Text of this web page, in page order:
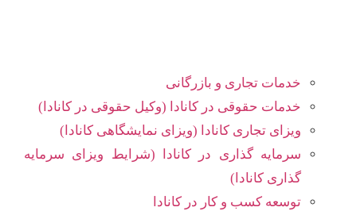
خدمات تجاری و بازرگانی
خدمات حقوقی در کانادا (وکیل حقوقی در کانادا)
ویزای تجاری کانادا (ویزای نمایشگاهی کانادا)
سرمایه گذاری در کانادا (شرایط ویزای سرمایه
گذاری کانادا)
توسعه کسب و کار در کانادا